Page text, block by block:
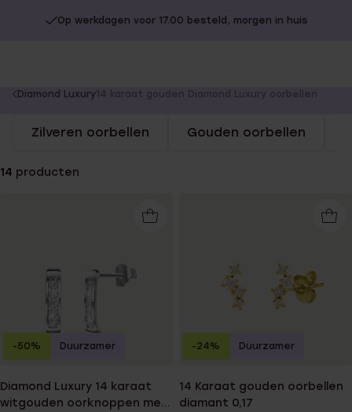
Op werkdagen voor 17.00 besteld, morgen in huis
You
here:
Diamond Luxury14 karaat gouden Diamond Luxury oorbellen
Zilveren oorbellen Gouden oorbellen
14 producten
Diamond Luxury 14 karaat
witgouden oorknoppen met
-50% Duurzamer
14 Karaat gouden oorbellen
diamant 0,17
-24% Duurzamer